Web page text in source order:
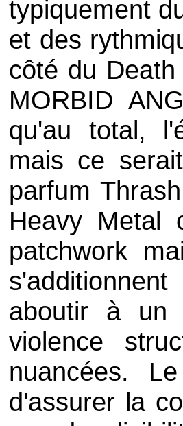
typiquement
et des
côté du
MORBID
qu'au total,
mais ce
parfum
Heavy Metal
patchwork
aboutir à un
violence
nuancées.
d'assurer la